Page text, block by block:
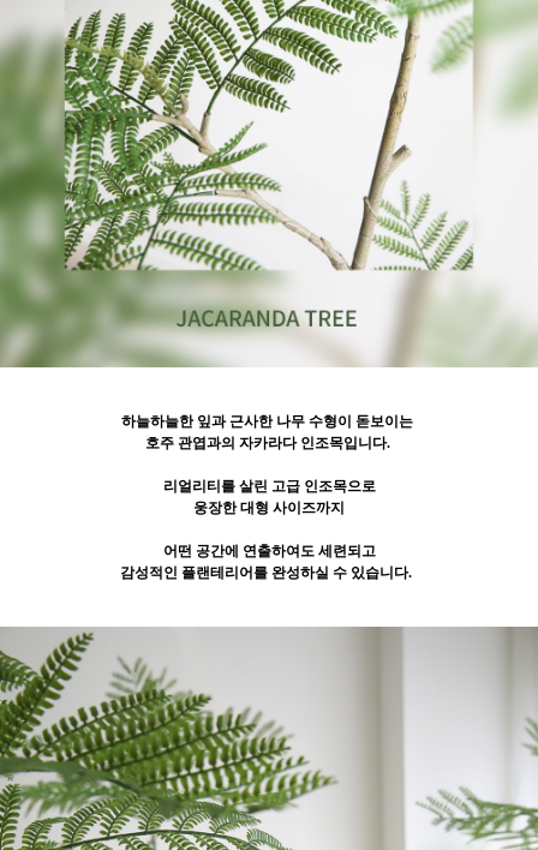
하늘하늘한 잎과 근사한 나무 수형이 돋보이는
호주 관엽과의 자카라다 인조목입니다.
리얼리티를 살린 고급 인조목으로
웅장한 대형 사이즈까지
어떤 공간에 연출하여도 세련되고
감성적인 플랜테리어를 완성하실 수 있습니다.